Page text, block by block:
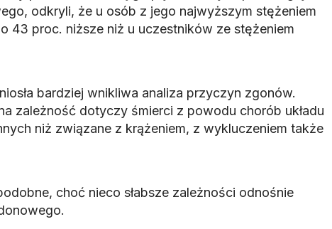
odkryli, że u osób z jego najwyższym stężeniem
43 proc. niższe niż u uczestników ze stężeniem
bardziej wnikliwa analiza przyczyn zgonów.
zależność dotyczy śmierci z powodu chorób układu
niż związane z krążeniem, z wykluczeniem także
choć nieco słabsze zależności odnośnie